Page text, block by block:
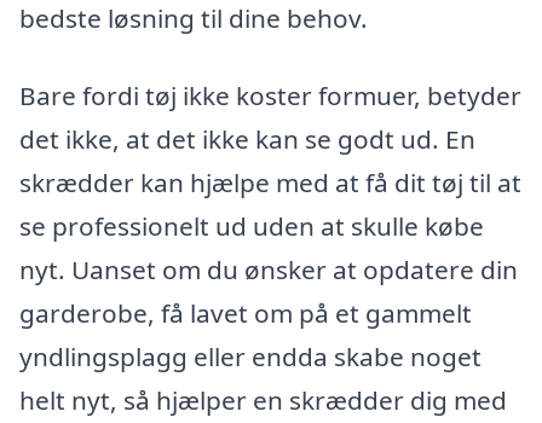
bedste løsning til dine behov.
Bare fordi tøj ikke koster formuer, betyder
det ikke, at det ikke kan se godt ud. En
skrædder kan hjælpe med at få dit tøj til at
se professionelt ud uden at skulle købe
nyt. Uanset om du ønsker at opdatere din
garderobe, få lavet om på et gammelt
yndlingsplagg eller endda skabe noget
helt nyt, så hjælper en skrædder dig med